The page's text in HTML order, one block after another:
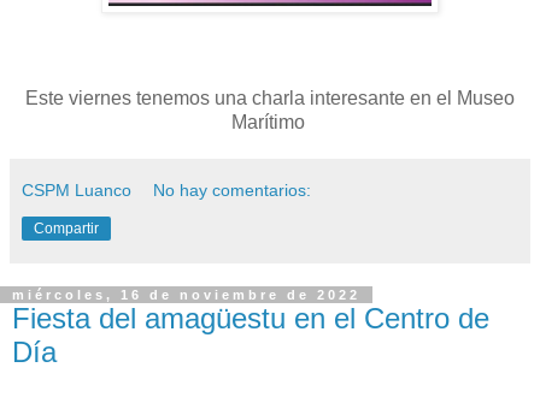
Este viernes tenemos una charla interesante en el Museo
Marítimo
CSPM Luanco No hay comentarios:
Compartir
miércoles, 16 de noviembre de 2022
Fiesta del amagüestu en el Centro de
Día